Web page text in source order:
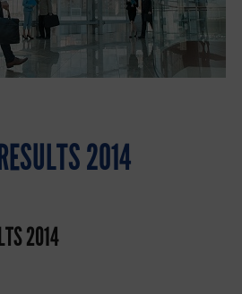
2014
2014